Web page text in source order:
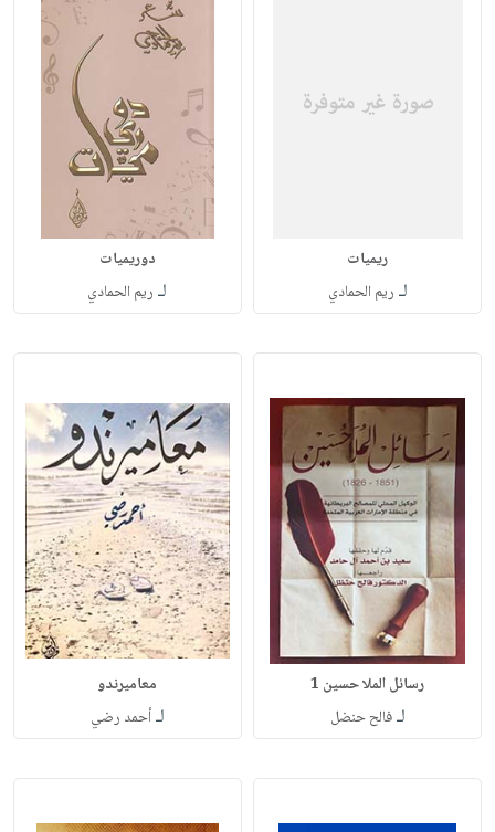
ريميات
لـ ريم الحمادي
دوريميات
لـ ريم الحمادي
رسائل الملا حسين 1
لـفالح حنضل
معاميرندو
لـأحمد رضي